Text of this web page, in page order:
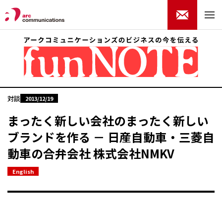
対談 2013/12/19
まったく新しい会社のまったく新しい
ブランドを作る － 日産自動車・三菱自
動車の合弁会社 株式会社NMKV
English